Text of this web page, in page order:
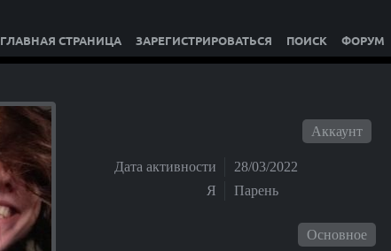
ГЛАВНАЯ СТРАНИЦА ЗАРЕГИСТРИРОВАТЬСЯ ПОИСК ФОРУМ
Аккаунт
Дата активности
28/03/2022
Я
Парень
Основное